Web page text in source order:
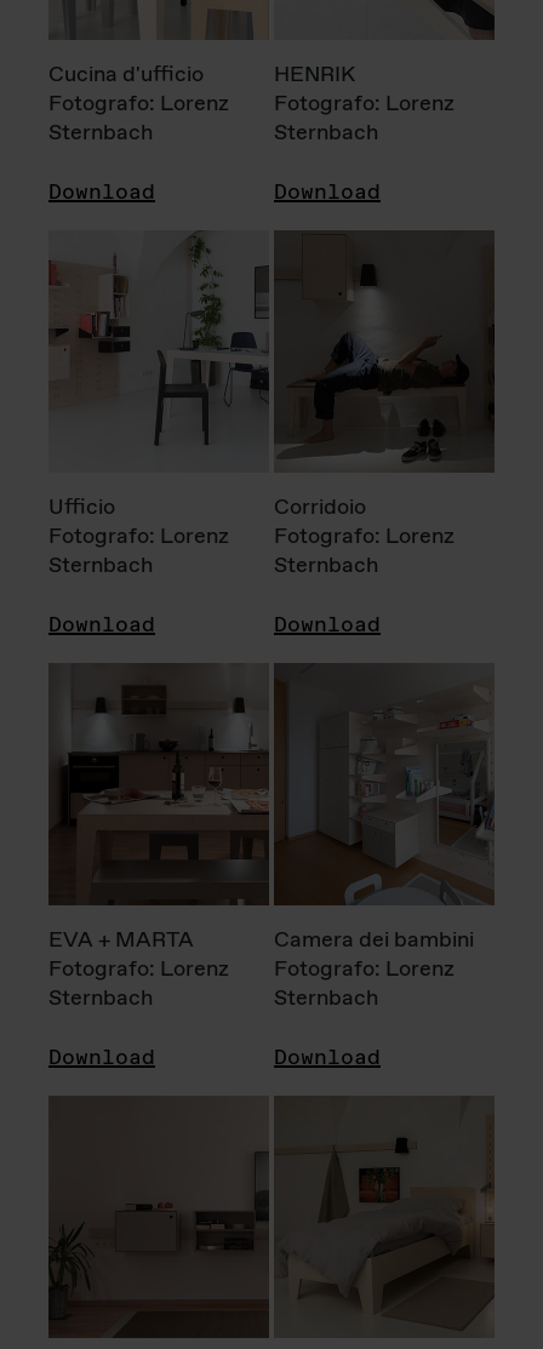
Cucina d'ufficio
Fotografo: Lorenz
Sternbach
Download
HENRIK
Fotografo: Lorenz
Sternbach
Download
Ufficio
Fotografo: Lorenz
Sternbach
Download
Corridoio
Fotografo: Lorenz
Sternbach
Download
EVA + MARTA
Fotografo: Lorenz
Sternbach
Download
Camera dei bambini
Fotografo: Lorenz
Sternbach
Download